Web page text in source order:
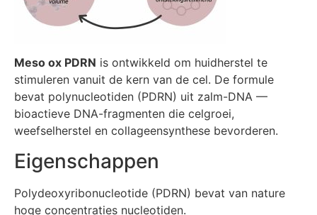
Meso ox PDRN is ontwikkeld om huidherstel te
stimuleren vanuit de kern van de cel. De formule
bevat polynucleotiden (PDRN) uit zalm-DNA —
bioactieve DNA-fragmenten die celgroei,
weefselherstel en collageensynthese bevorderen.
Eigenschappen
Polydeoxyribonucleotide (PDRN) bevat van nature
hoge concentraties nucleotiden.